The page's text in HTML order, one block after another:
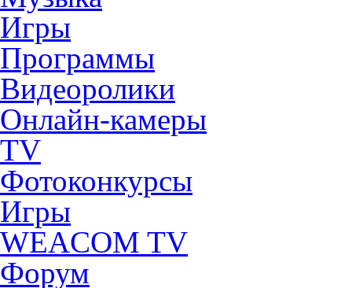
Игры
Программы
Видеоролики
Онлайн-камеры
TV
Фотоконкурсы
Игры
WEACOM TV
Форум